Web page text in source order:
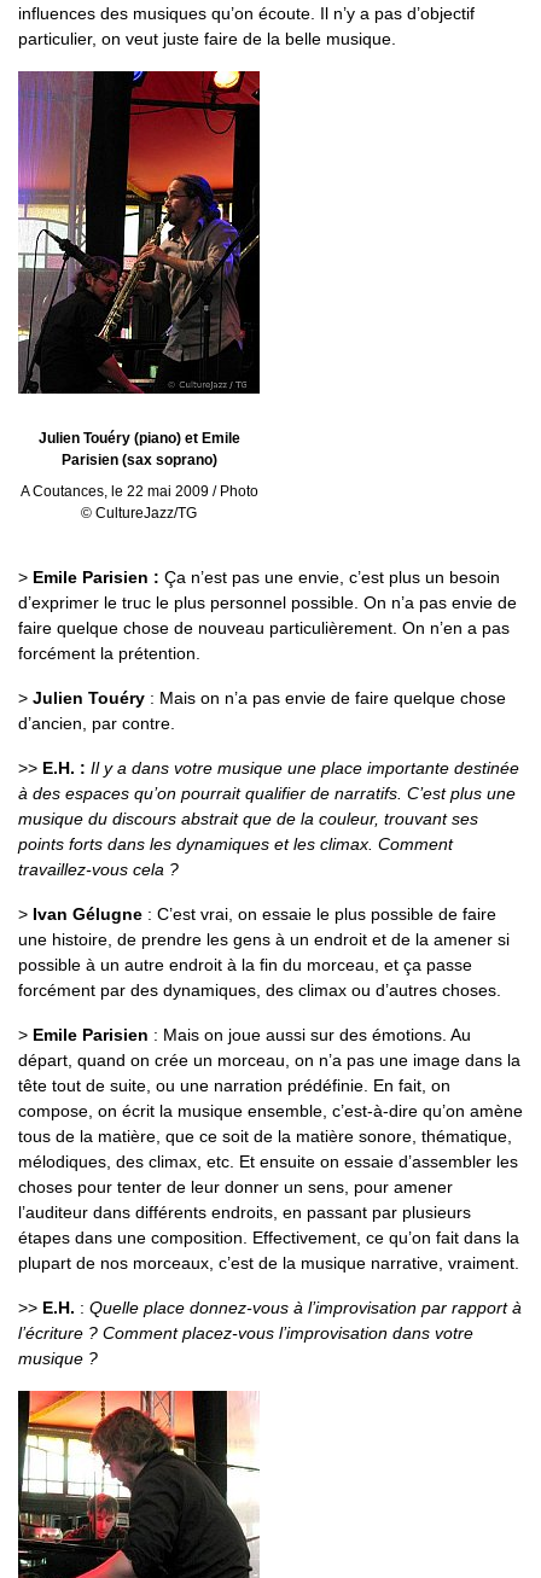
influences des musiques qu’on écoute. Il n’y a pas d’objectif
particulier, on veut juste faire de la belle musique.
Julien Touéry (piano) et Emile
Parisien (sax soprano)
A Coutances, le 22 mai 2009 / Photo
© CultureJazz/TG
> Emile Parisien : Ça n’est pas une envie, c’est plus un besoin
d’exprimer le truc le plus personnel possible. On n’a pas envie de
faire quelque chose de nouveau particulièrement. On n’en a pas
forcément la prétention.
> Julien Touéry : Mais on n’a pas envie de faire quelque chose
d’ancien, par contre.
>> E.H. : Il y a dans votre musique une place importante destinée
à des espaces qu’on pourrait qualifier de narratifs. C’est plus une
musique du discours abstrait que de la couleur, trouvant ses
points forts dans les dynamiques et les climax. Comment
travaillez-vous cela ?
> Ivan Gélugne : C’est vrai, on essaie le plus possible de faire
une histoire, de prendre les gens à un endroit et de la amener si
possible à un autre endroit à la fin du morceau, et ça passe
forcément par des dynamiques, des climax ou d’autres choses.
> Emile Parisien : Mais on joue aussi sur des émotions. Au
départ, quand on crée un morceau, on n’a pas une image dans la
tête tout de suite, ou une narration prédéfinie. En fait, on
compose, on écrit la musique ensemble, c’est-à-dire qu’on amène
tous de la matière, que ce soit de la matière sonore, thématique,
mélodiques, des climax, etc. Et ensuite on essaie d’assembler les
choses pour tenter de leur donner un sens, pour amener
l’auditeur dans différents endroits, en passant par plusieurs
étapes dans une composition. Effectivement, ce qu’on fait dans la
plupart de nos morceaux, c’est de la musique narrative, vraiment.
>> E.H. : Quelle place donnez-vous à l’improvisation par rapport à
l’écriture ? Comment placez-vous l’improvisation dans votre
musique ?